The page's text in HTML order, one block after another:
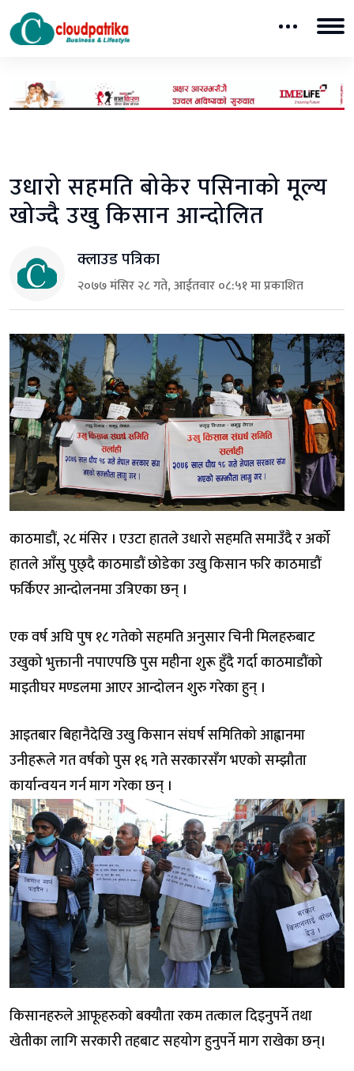
उधारो सहमति बोकेर पसिनाको मूल्य
खोज्दै उखु किसान आन्दोलित
क्लाउड पत्रिका
२०७७ मंसिर २८ गते, आईतवार ०८:५१ मा प्रकाशित
काठमाडौं, २८ मंसिर । एउटा हातले उधारो सहमति समाउँदै र अर्को
हातले आँसु पुछ्दै काठमाडौं छोडेका उखु किसान फरि काठमाडौं
फर्किएर आन्दोलनमा उत्रिएका छन् ।
एक वर्ष अघि पुष १८ गतेको सहमति अनुसार चिनी मिलहरुबाट
उखुको भुक्तानी नपाएपछि पुस महीना शुरू हुँदै गर्दा काठमाडौंको
माइतीघर मण्डलमा आएर आन्दोलन शुरु गरेका हुन् ।
आइतबार बिहानैदेखि उखु किसान संघर्ष समितिको आह्वानमा
उनीहरूले गत वर्षको पुस १६ गते सरकारसँग भएको सम्झौता
कार्यान्वयन गर्न माग गरेका छन् ।
किसानहरुले आफूहरुको बक्यौता रकम तत्काल दिइनुपर्ने तथा
खेतीका लागि सरकारी तहबाट सहयोग हुनुपर्ने माग राखेका छन्।